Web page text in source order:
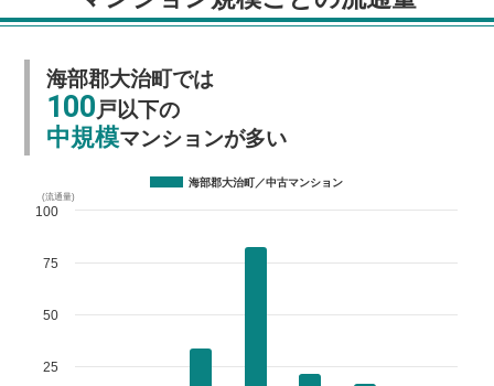
海部郡大治町では
100戸以下の
中規模マンションが多い
(流通量)
海部郡大治町／中古マンション
25
50
75
100